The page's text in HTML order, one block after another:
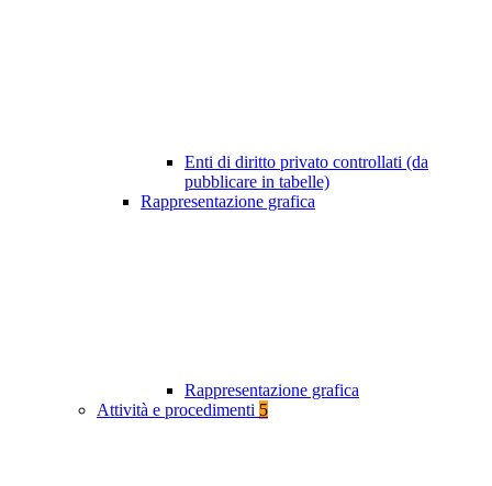
Enti di diritto privato controllati (da
pubblicare in tabelle)
Rappresentazione grafica
Rappresentazione grafica
Attività e procedimenti 5